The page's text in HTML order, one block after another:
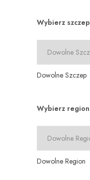
Wybierz szczep
Dowolne Szczep
Wybierz region
Dowolne Region